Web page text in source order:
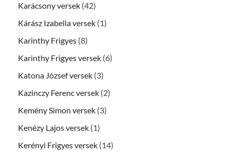
Karácsony versek (42)
Kárász Izabella versek (1)
Karinthy Frigyes (8)
Karinthy Frigyes versek (6)
Katona József versek (3)
Kazinczy Ferenc versek (2)
Kemény Simon versek (3)
Kenézy Lajos versek (1)
Kerényi Frigyes versek (14)